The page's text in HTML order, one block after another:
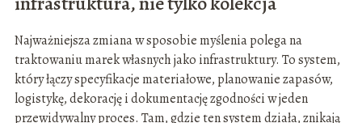
Najważniejsza zmiana w sposobie myślenia polega na
traktowaniu marek własnych jako infrastruktury. To system,
który łączy specyfikacje materiałowe, planowanie zapasów,
logistykę, dekorację i dokumentację zgodności w jeden
przewidywalny proces. Tam, gdzie ten system działa, znikają